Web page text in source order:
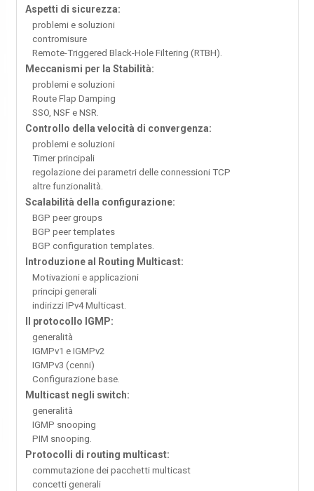
Aspetti di sicurezza:
problemi e soluzioni
contromisure
Remote-Triggered Black-Hole Filtering (RTBH).
Meccanismi per la Stabilità:
problemi e soluzioni
Route Flap Damping
SSO, NSF e NSR.
Controllo della velocità di convergenza:
problemi e soluzioni
Timer principali
regolazione dei parametri delle connessioni TCP
altre funzionalità.
Scalabilità della configurazione:
BGP peer groups
BGP peer templates
BGP configuration templates.
Introduzione al Routing Multicast:
Motivazioni e applicazioni
principi generali
indirizzi IPv4 Multicast.
Il protocollo IGMP:
generalità
IGMPv1 e IGMPv2
IGMPv3 (cenni)
Configurazione base.
Multicast negli switch:
generalità
IGMP snooping
PIM snooping.
Protocolli di routing multicast:
commutazione dei pacchetti multicast
concetti generali